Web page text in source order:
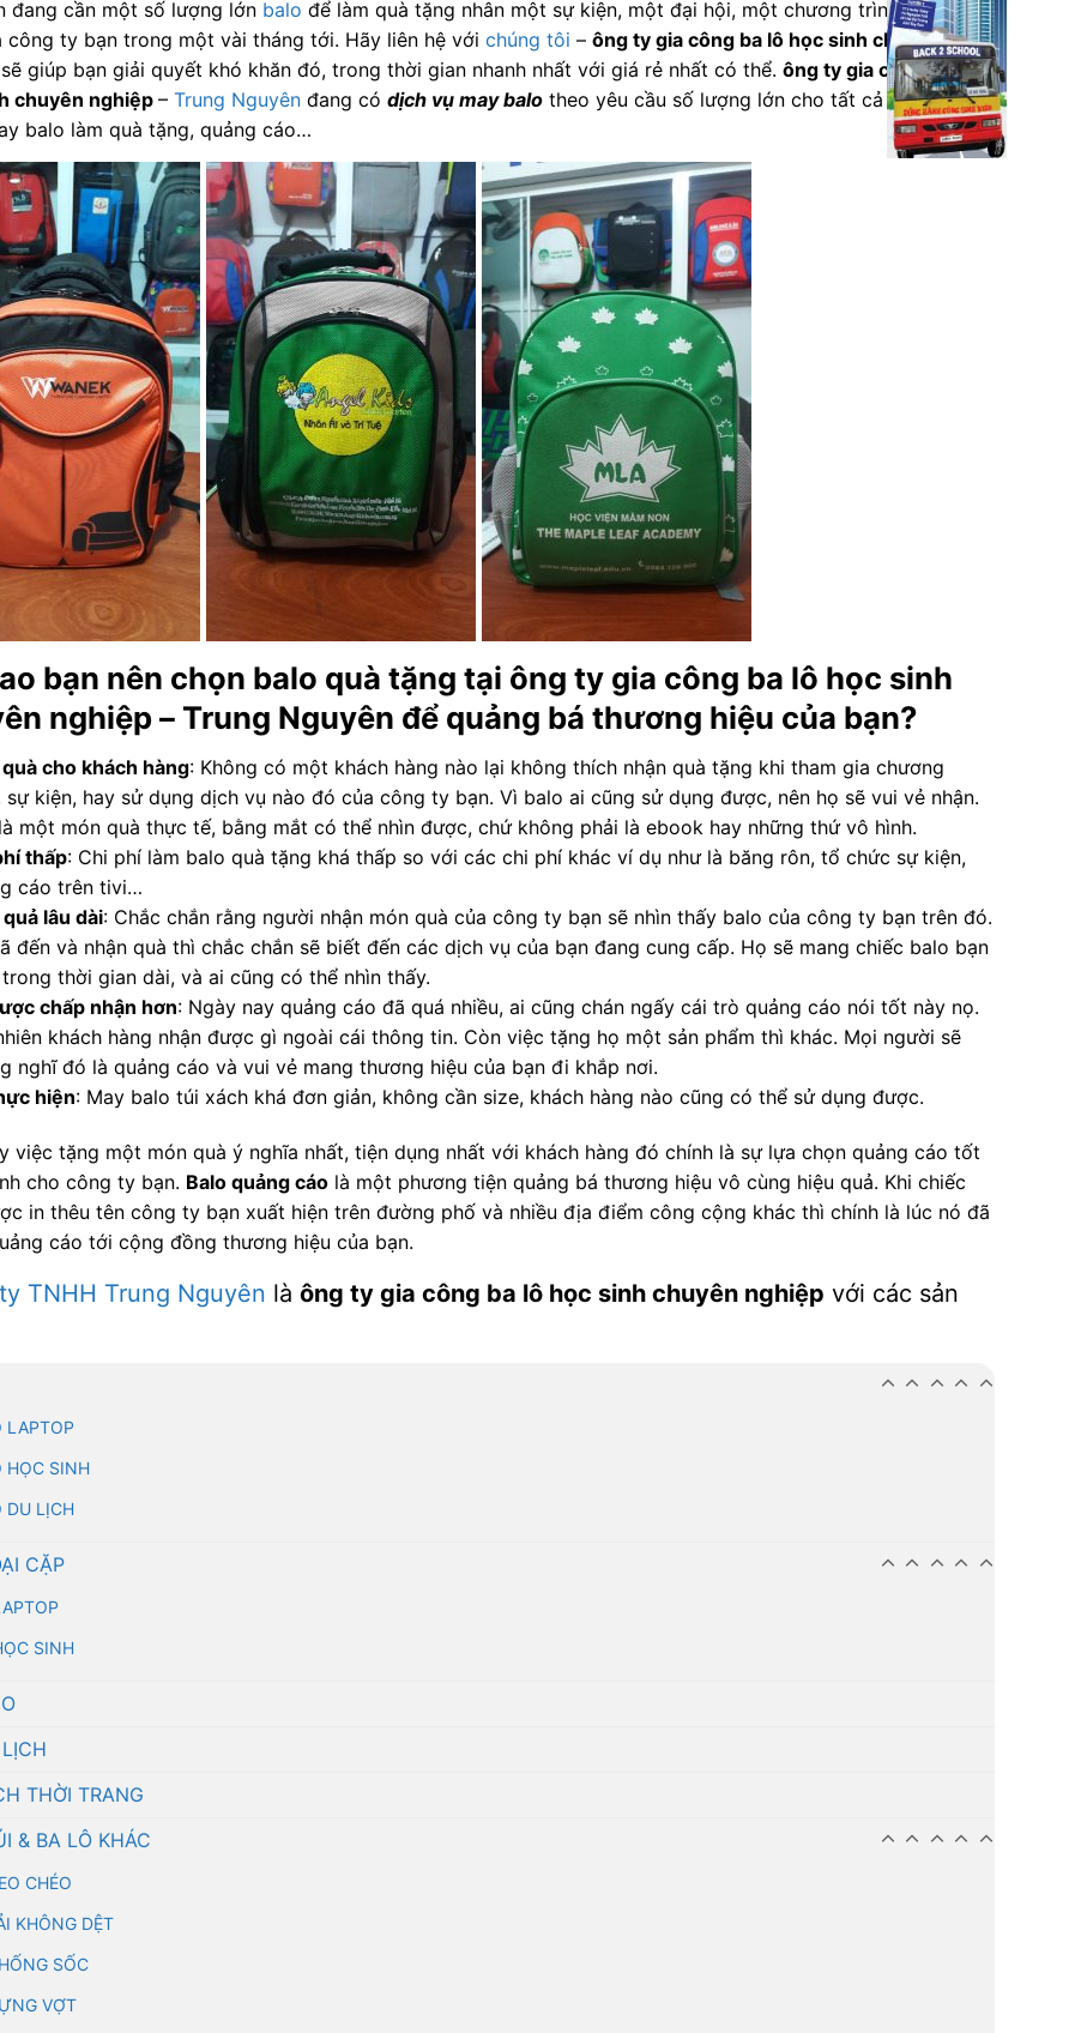
đang cần một số lượng lớn balo để làm quà tặng nhân một sự kiện, một đại hội, một chương trình quảng
công ty bạn trong một vài tháng tới. Hãy liên hệ vớichúng tôi –ông ty gia công ba lô học sinh chuyên
sẽ giúp bạn giải quyết khó khăn đó, trong thời gian nhanh nhất với giá rẻ nhất có thể.ông ty gia công ba lô
chuyên nghiệp –Trung Nguyên đang códịch vụ may balo theo yêu cầu số lượng lớn cho tất cả các khách
balo làm quà tặng, quảng cáo…
bạn nên chọn balo quà tặng tại ông ty gia công ba lô học sinh
nghiệp – Trung Nguyên để quảng bá thương hiệu của bạn?
cho khách hàng: Không có một khách hàng nào lại không thích nhận quà tặng khi tham gia chương
sự kiện, hay sử dụng dịch vụ nào đó của công ty bạn. Vì balo ai cũng sử dụng được, nên họ sẽ vui vẻ nhận.
một món quà thực tế, bằng mắt có thể nhìn được, chứ không phải là ebook hay những thứ vô hình.
thấp: Chi phí làm balo quà tặng khá thấp so với các chi phí khác ví dụ như là băng rôn, tổ chức sự kiện,
cáo trên tivi…
lâu dài: Chắc chắn rằng người nhận món quà của công ty bạn sẽ nhìn thấy balo của công ty bạn trên đó.
đến và nhận quà thì chắc chắn sẽ biết đến các dịch vụ của bạn đang cung cấp. Họ sẽ mang chiếc balo bạn
thời gian dài, và ai cũng có thể nhìn thấy.
chấp nhận hơn: Ngày nay quảng cáo đã quá nhiều, ai cũng chán ngấy cái trò quảng cáo nói tốt này nọ.
khách hàng nhận được gì ngoài cái thông tin. Còn việc tặng họ một sản phẩm thì khác. Mọi người sẽ
nghĩ đó là quảng cáo và vui vẻ mang thương hiệu của bạn đi khắp nơi.
hiện: May balo túi xách khá đơn giản, không cần size, khách hàng nào cũng có thể sử dụng được.
việc tặng một món quà ý nghĩa nhất, tiện dụng nhất với khách hàng đó chính là sự lựa chọn quảng cáo tốt
cho công ty bạn. Balo quảng cáo là một phương tiện quảng bá thương hiệu vô cùng hiệu quả. Khi chiếc
in thêu tên công ty bạn xuất hiện trên đường phố và nhiều địa điểm công cộng khác thì chính là lúc nó đã
cáo tới cộng đồng thương hiệu của bạn.
TNHH Trung Nguyên làông ty gia công ba lô học sinh chuyên nghiệp với các sản
LAPTOP
HỌC SINH
DU LỊCH
CẶP
SINH
THỜI TRANG
& BA LÔ KHÁC
CHÉO
KHÔNG DỆT
SỐC
VỢT